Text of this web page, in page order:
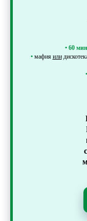
• 60 мин
• мафия или
•